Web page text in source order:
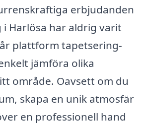
erbjudanden
Harlösa har aldrig varit
plattform tapetsering-
jämföra olika
område. Oavsett om du
skapa en unik atmosfär
en professionell hand